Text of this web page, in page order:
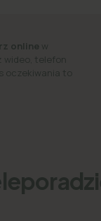
online w
wideo, telefon
oczekiwania to